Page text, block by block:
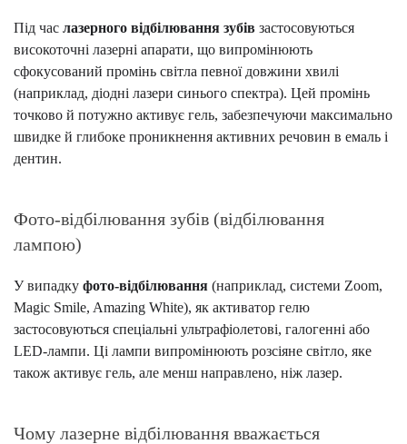
Під час лазерного відбілювання зубів застосовуються
високоточні лазерні апарати, що випромінюють
сфокусований промінь світла певної довжини хвилі
(наприклад, діодні лазери синього спектра). Цей промінь
точково й потужно активує гель, забезпечуючи максимально
швидке й глибоке проникнення активних речовин в емаль і
дентин.
Фото-відбілювання зубів (відбілювання
лампою)
У випадку фото-відбілювання (наприклад, системи Zoom,
Magic Smile, Amazing White), як активатор гелю
застосовуються спеціальні ультрафіолетові, галогенні або
LED-лампи. Ці лампи випромінюють розсіяне світло, яке
також активує гель, але менш направлено, ніж лазер.
Чому лазерне відбілювання вважається